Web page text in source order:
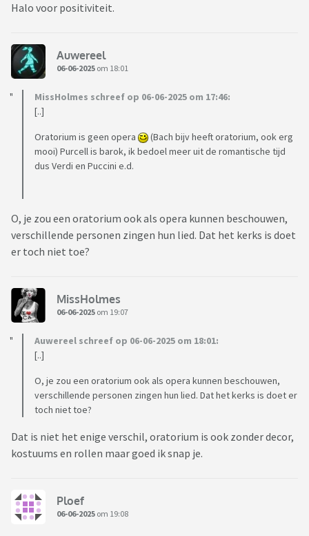
Halo voor positiviteit.
Auwereel
06-06-2025 om 18:01
MissHolmes schreef op 06-06-2025 om 17:46:
[..]
Oratorium is geen opera
(Bach bijv heeft oratorium, ook erg
mooi) Purcell is barok, ik bedoel meer uit de romantische tijd
dus Verdi en Puccini e.d.
O, je zou een oratorium ook als opera kunnen beschouwen,
verschillende personen zingen hun lied. Dat het kerks is doet
er toch niet toe?
MissHolmes
06-06-2025 om 19:07
Auwereel schreef op 06-06-2025 om 18:01:
[..]
O, je zou een oratorium ook als opera kunnen beschouwen,
verschillende personen zingen hun lied. Dat het kerks is doet er
toch niet toe?
Dat is niet het enige verschil, oratorium is ook zonder decor,
kostuums en rollen maar goed ik snap je.
Ploef
06-06-2025 om 19:08